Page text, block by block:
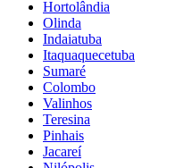
Hortolândia
Olinda
Indaiatuba
Itaquaquecetuba
Sumaré
Colombo
Valinhos
Teresina
Pinhais
Jacareí